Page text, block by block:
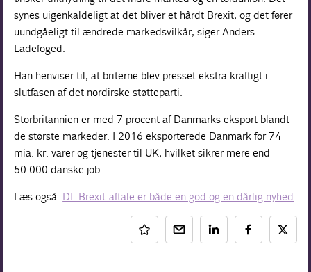
synes uigenkaldeligt at det bliver et hårdt Brexit, og det fører
uundgåeligt til ændrede markedsvilkår, siger Anders
Ladefoged.
Han henviser til, at briterne blev presset ekstra kraftigt i
slutfasen af det nordirske støtteparti.
Storbritannien er med 7 procent af Danmarks eksport blandt
de største markeder. I 2016 eksporterede Danmark for 74
mia. kr. varer og tjenester til UK, hvilket sikrer mere end
50.000 danske job.
Læs også: DI: Brexit-aftale er både en god og en dårlig nyhed